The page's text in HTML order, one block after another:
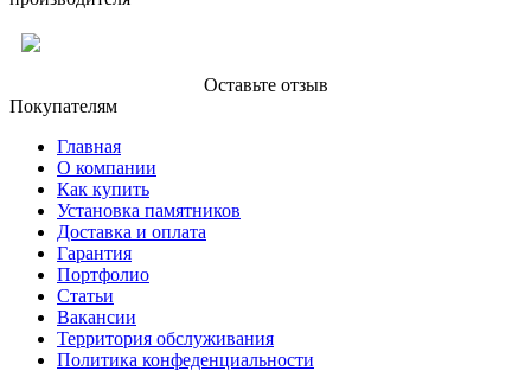
Оставьте отзыв
Покупателям
Главная
О компании
Как купить
Установка памятников
Доставка и оплата
Гарантия
Портфолио
Статьи
Вакансии
Территория обслуживания
Политика конфеденциальности